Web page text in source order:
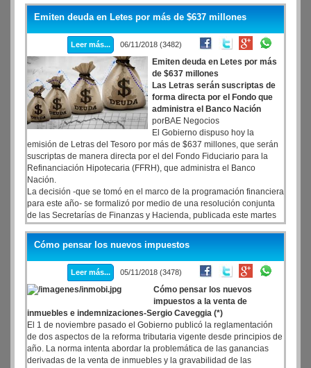
Emiten deuda en Letes por más de $637 millones
Leer más... 06/11/2018 (3482)
Emiten deuda en Letes por más
de $637 millones
Las Letras serán suscriptas de
forma directa por el Fondo que
administra el Banco Nación
porBAE Negocios
El Gobierno dispuso hoy la
emisión de Letras del Tesoro por más de $637 millones, que serán
suscriptas de manera directa por el del Fondo Fiduciario para la
Refinanciación Hipotecaria (FFRH), que administra el Banco
Nación.
La decisión -que se tomó en el marco de la programación financiera
para este año- se formalizó por medio de una resolución conjunta
de las Secretarías de Finanzas y Hacienda, publicada este martes
en el Boletín Oficial.
Cómo pensar los nuevos impuestos
Leer más... 05/11/2018 (3478)
Cómo pensar los nuevos
impuestos a la venta de
inmuebles e indemnizaciones-Sergio Caveggia (*)
El 1 de noviembre pasado el Gobierno publicó la reglamentación
de dos aspectos de la reforma tributaria vigente desde principios de
año. La norma intenta abordar la problemática de las ganancias
derivadas de la venta de inmuebles y la gravabilidad de las